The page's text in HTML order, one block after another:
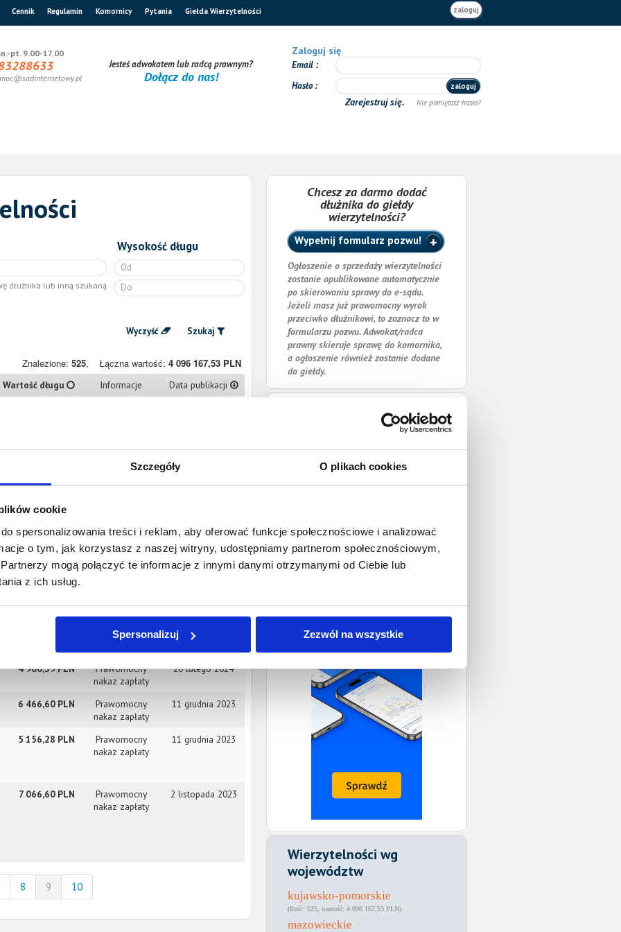
Szczegóły O plikach cookies
cookie
spersonalizowania treści i reklam, aby oferować funkcje społecznościowe i analizować
o tym, jak korzystasz z naszej witryny, udostępniamy partnerom społecznościowym,
mogą połączyć te informacje z innymi danymi otrzymanymi od Ciebie lub
z ich usług.
Spersonalizuj Zezwól na wszystkie
Cennik Regulamin Komornicy Pytania Giełda Wierzytelności zaloguj
pt. 9.00-17.00
Jesteś adwokatem lub radcą prawnym?
Dołącz do nas!
Zaloguj się
Email
Hasło
zaloguj
Zarejestruj się. Nie pamiętasz hasła?
dłużnika lub inną szukaną
Wysokość długu
Wyczyść Szukaj
Znalezione: 525, Łączna wartość: 4 096 167,53 PLN
Wartość długu Informacje Data publikacji
Prawomocny
11 kwietnia 2024
11 325,60 PLN
Prawomocny
nakaz zapłaty
26 marca 2024
7 605,63 PLN
Prawomocny
21 marca 2024
Prawomocny
6 marca 2024
4 900,39 PLN
Prawomocny
nakaz zapłaty
20 lutego 2024
6 466,60 PLN
Prawomocny
nakaz zapłaty
11 grudnia 2023
5 156,28 PLN
Prawomocny
nakaz zapłaty
11 grudnia 2023
7 066,60 PLN
Prawomocny
nakaz zapłaty
2 listopada 2023
8 9 10
Chcesz za darmo dodać
dłużnika do giełdy
wierzytelności?
Wypełnij formularz pozwu!
Ogłoszenie o sprzedaży wierzytelności
zostanie opublikowane automatycznie
po skierowaniu sprawy do e-sądu.
Jeżeli masz już prawomocny wyrok
przeciwko dłużnikowi, to zaznacz to w
formularzu pozwu. Adwokat/radca
prawny skieruje sprawę do komornika,
a ogłoszenie również zostanie dodane
do giełdy.
Wierzytelności wg
województw
kujawsko-pomorskie
525 4 096 167,53 PLN
mazowieckie